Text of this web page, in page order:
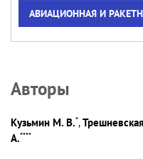
АВИАЦИОННАЯ И
Авторы
Кузьмин М. В.*,
А.****